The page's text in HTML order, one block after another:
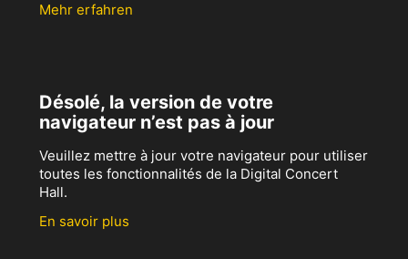
Mehr erfahren
Désolé, la version de votre
navigateur n’est pas à jour
Veuillez mettre à jour votre navigateur pour utiliser
toutes les fonctionnalités de la Digital Concert
Hall.
En savoir plus